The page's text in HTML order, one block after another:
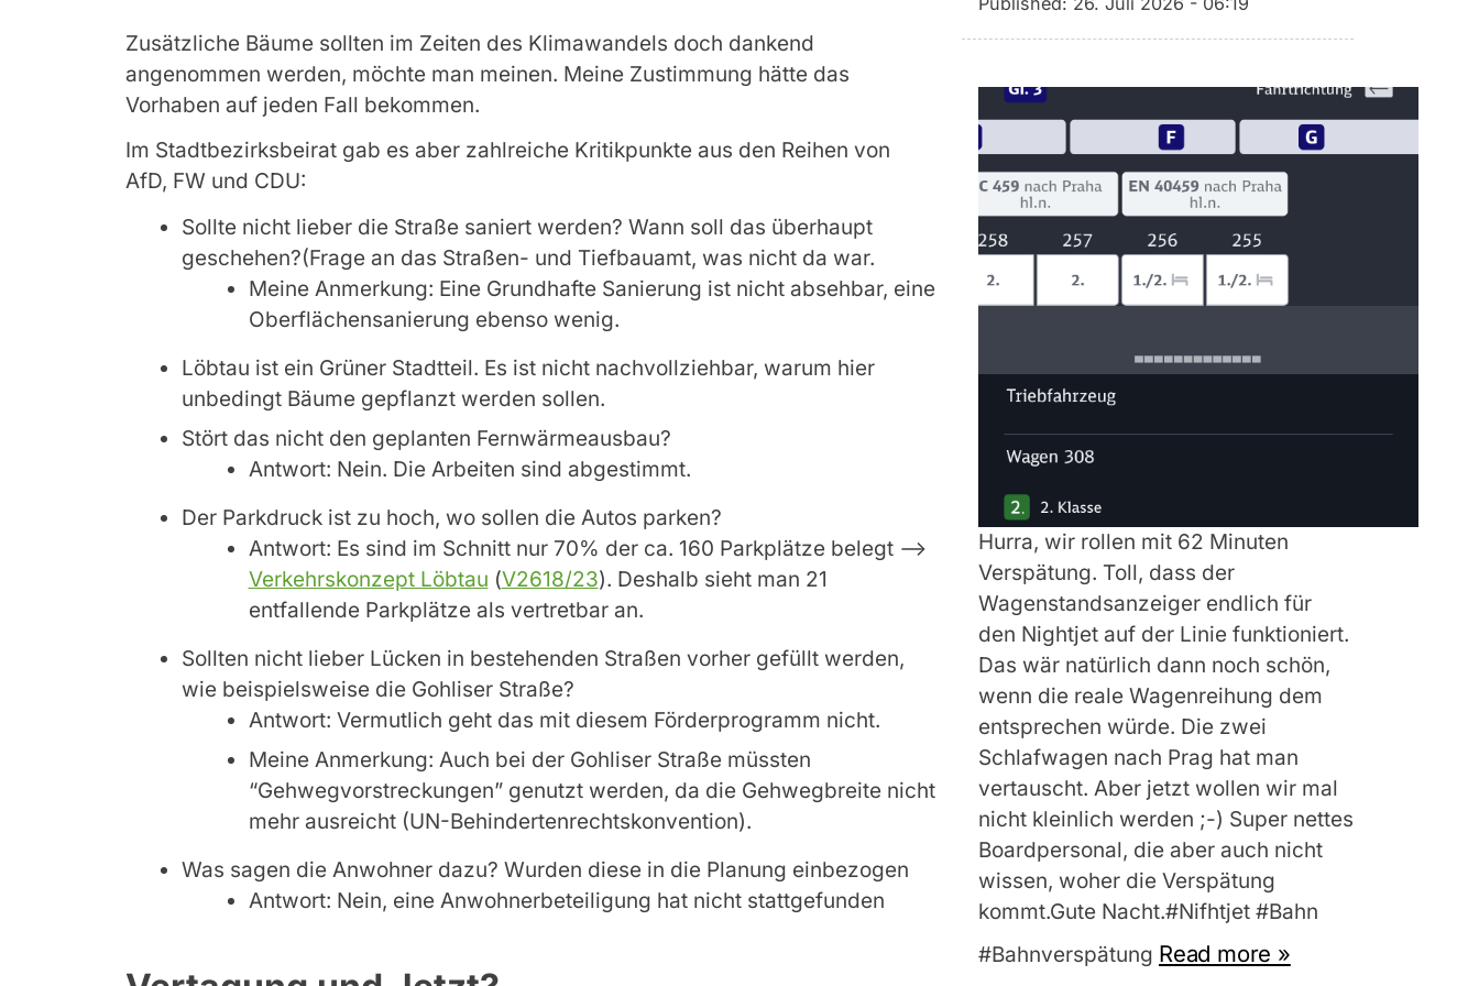
Zusätzliche Bäume sollten im Zeiten des Klimawandels doch dankend
angenommen werden, möchte man meinen. Meine Zustimmung hätte das
Vorhaben auf jeden Fall bekommen.
Im Stadtbezirksbeirat gab es aber zahlreiche Kritikpunkte aus den Reihen von
AfD, FW und CDU:
Sollte nicht lieber die Straße saniert werden? Wann soll das überhaupt
geschehen?(Frage an das Straßen- und Tiefbauamt, was nicht da war.
Meine Anmerkung: Eine Grundhafte Sanierung ist nicht absehbar, eine
Oberflächensanierung ebenso wenig.
Löbtau ist ein Grüner Stadtteil. Es ist nicht nachvollziehbar, warum hier
unbedingt Bäume gepflanzt werden sollen.
Stört das nicht den geplanten Fernwärmeausbau?
Antwort: Nein. Die Arbeiten sind abgestimmt.
Der Parkdruck ist zu hoch, wo sollen die Autos parken?
Antwort: Es sind im Schnitt nur 70% der ca. 160 Parkplätze belegt –>
Verkehrskonzept Löbtau (V2618/23). Deshalb sieht man 21
entfallende Parkplätze als vertretbar an.
Sollten nicht lieber Lücken in bestehenden Straßen vorher gefüllt werden,
wie beispielsweise die Gohliser Straße?
Antwort: Vermutlich geht das mit diesem Förderprogramm nicht.
Meine Anmerkung: Auch bei der Gohliser Straße müssten
“Gehwegvorstreckungen” genutzt werden, da die Gehwegbreite nicht
mehr ausreicht (UN-Behindertenrechtskonvention).
Was sagen die Anwohner dazu? Wurden diese in die Planung einbezogen
Antwort: Nein, eine Anwohnerbeteiligung hat nicht stattgefunden
Hurra, wir rollen mit 62 Minuten
Verspätung. Toll, dass der
Wagenstandsanzeiger endlich für
den Nightjet auf der Linie funktioniert.
Das wär natürlich dann noch schön,
wenn die reale Wagenreihung dem
entsprechen würde. Die zwei
Schlafwagen nach Prag hat man
vertauscht. Aber jetzt wollen wir mal
nicht kleinlich werden ;-) Super nettes
Boardpersonal, die aber auch nicht
wissen, woher die Verspätung
kommt.Gute Nacht.#Nifhtjet #Bahn
#Bahnverspätung Read more »